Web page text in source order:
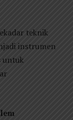
teknik
instrumen
untuk